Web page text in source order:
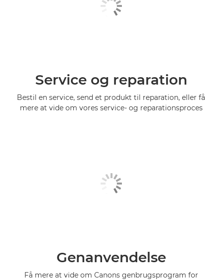
Service og reparation
Bestil en service, send et produkt til reparation, eller få
mere at vide om vores service- og reparationsproces
Genanvendelse
Få mere at vide om Canons genbrugsprogram for